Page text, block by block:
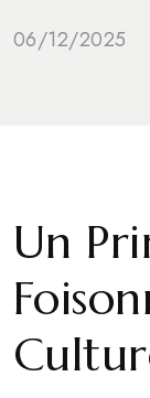
06/12/2025
Un